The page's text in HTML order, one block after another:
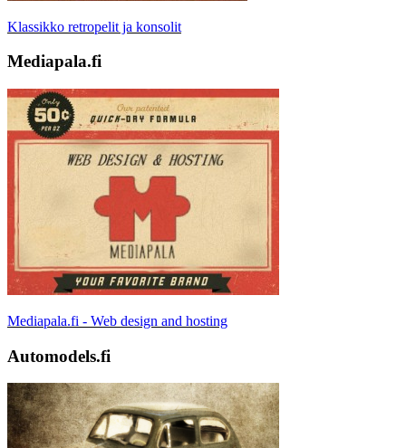
Klassikko retropelit ja konsolit
Mediapala.fi
Mediapala.fi - Web design and hosting
Automodels.fi